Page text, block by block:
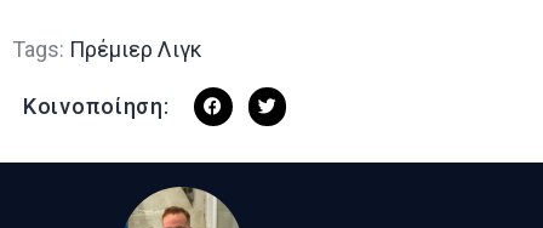
Tags: Πρέμιερ Λιγκ
Κοινοποίηση: